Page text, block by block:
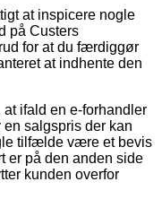
at inspicere nogle
på Custers
for at du færdiggør
at indhente den
ifald en e-forhandler
salgspris der kan
tilfælde være et bevis
er på den anden side
kunden overfor